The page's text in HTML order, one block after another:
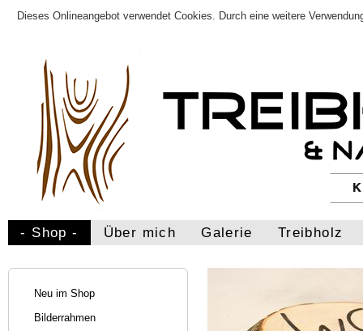
Dieses Onlineangebot verwendet Cookies. Durch eine weitere
- Shop - Über mich Galerie Treibholz
Neu im Shop
Bilderrahmen